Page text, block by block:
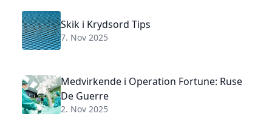
Skik i Krydsord Tips
7. Nov 2025
Medvirkende i Operation Fortune: Ruse
De Guerre
2. Nov 2025